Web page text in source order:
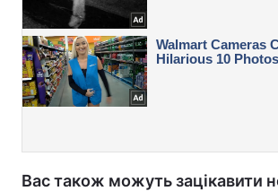
Вас також можуть зацікавити